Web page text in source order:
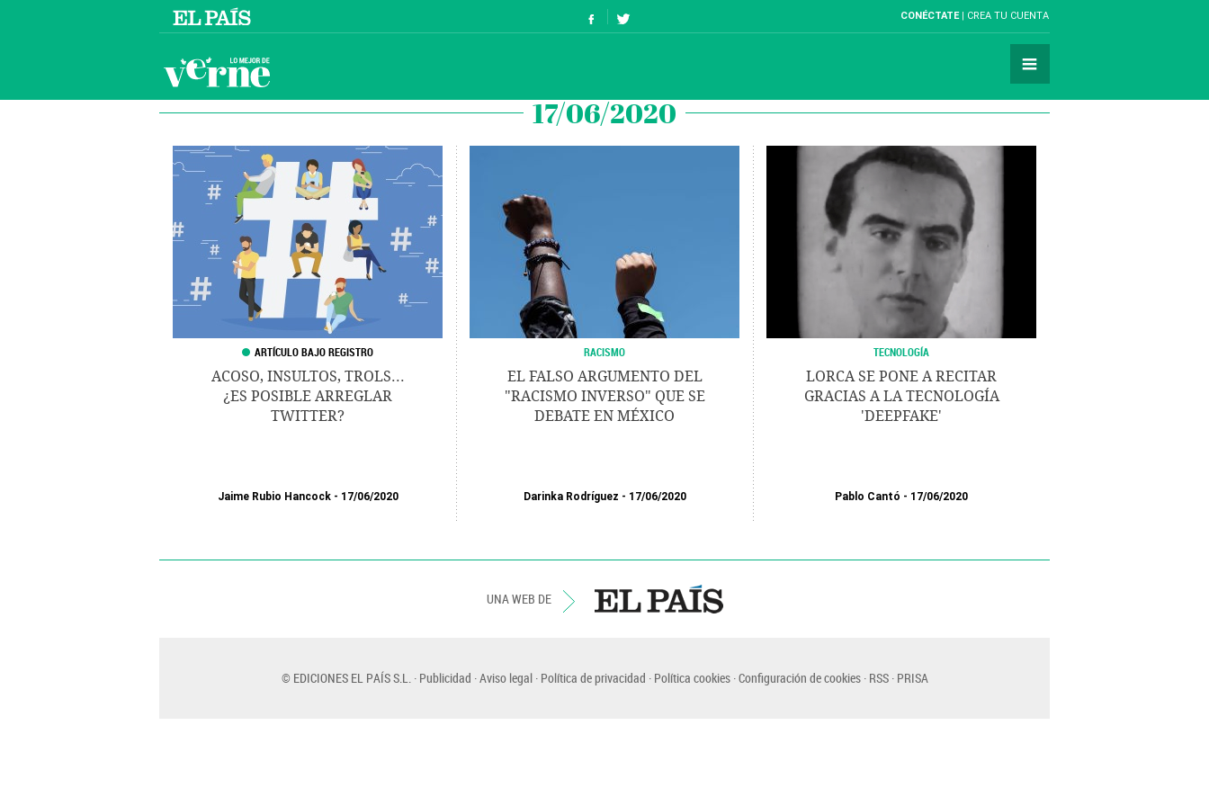
CONÉCTATE CREA TU CUENTA
17/06/2020
ACOSO, INSULTOS, TROLS...
¿ES POSIBLE ARREGLAR
TWITTER?
Jaime Rubio Hancock 17/06/2020
RACISMO
EL FALSO ARGUMENTO DEL
"RACISMO INVERSO" QUE SE
DEBATE EN MÉXICO
Darinka Rodríguez 17/06/2020
TECNOLOGÍA
LORCA SE PONE A RECITAR
GRACIAS A LA TECNOLOGÍA
'DEEPFAKE'
Pablo Cantó 17/06/2020
UNA WEB DE
© EDICIONES EL PAÍS S.L. Publicidad Aviso legal Política de privacidad Política cookies Configuración de cookies RSS PRISA